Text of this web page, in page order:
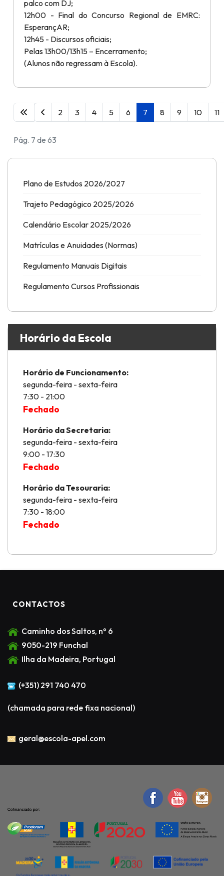
palco com DJ;
12h00 - Final do Concurso Regional de EMRC:
EsperançAR;
12h45 - Discursos oficiais;
Pelas 13h00/13h15 – Encerramento;
(Alunos não regressam à Escola).
2 3 4 5 6 7 8 9 10 11
Pág. 7 de 63
Plano de Estudos 2026/2027
Trajeto Pedagógico 2025/2026
Calendário Escolar 2025/2026
Matrículas e Anuidades (Normas)
Regulamento Manuais Digitais
Regulamento Cursos Profissionais
Horário da Escola
Horário de Funcionamento:
segunda-feira - sexta-feira
7:30 - 21:00
Fechado
Horário da Secretaria:
segunda-feira - sexta-feira
9:00 - 17:30
Fechado
Horário da Tesouraria:
segunda-feira - sexta-feira
7:30 - 18:00
Fechado
CONTACTOS
Caminho dos Saltos, nº 6
9050-219 Funchal
Ilha da Madeira, Portugal
(+351) 291 740 470
(chamada para rede fixa nacional)
geral@escola-apel.com